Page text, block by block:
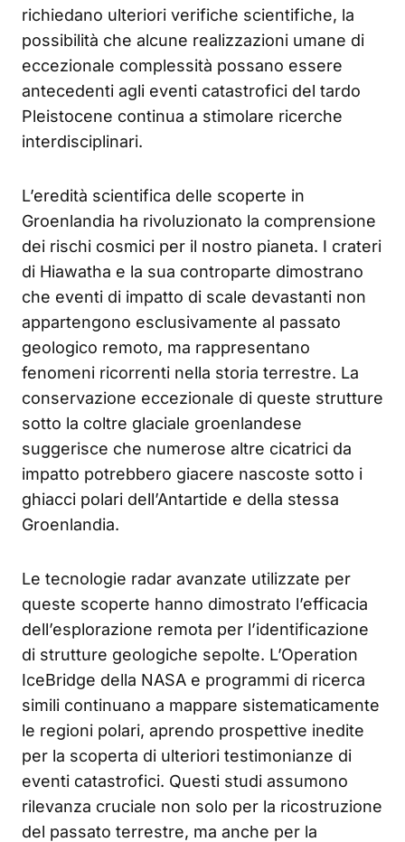
richiedano ulteriori verifiche scientifiche, la
possibilità che alcune realizzazioni umane di
eccezionale complessità possano essere
antecedenti agli eventi catastrofici del tardo
Pleistocene continua a stimolare ricerche
interdisciplinari.
L’eredità scientifica delle scoperte in
Groenlandia ha rivoluzionato la comprensione
dei rischi cosmici per il nostro pianeta. I crateri
di Hiawatha e la sua controparte dimostrano
che eventi di impatto di scale devastanti non
appartengono esclusivamente al passato
geologico remoto, ma rappresentano
fenomeni ricorrenti nella storia terrestre. La
conservazione eccezionale di queste strutture
sotto la coltre glaciale groenlandese
suggerisce che numerose altre cicatrici da
impatto potrebbero giacere nascoste sotto i
ghiacci polari dell’Antartide e della stessa
Groenlandia.
Le tecnologie radar avanzate utilizzate per
queste scoperte hanno dimostrato l’efficacia
dell’esplorazione remota per l’identificazione
di strutture geologiche sepolte. L’Operation
IceBridge della NASA e programmi di ricerca
simili continuano a mappare sistematicamente
le regioni polari, aprendo prospettive inedite
per la scoperta di ulteriori testimonianze di
eventi catastrofici. Questi studi assumono
rilevanza cruciale non solo per la ricostruzione
del passato terrestre, ma anche per la